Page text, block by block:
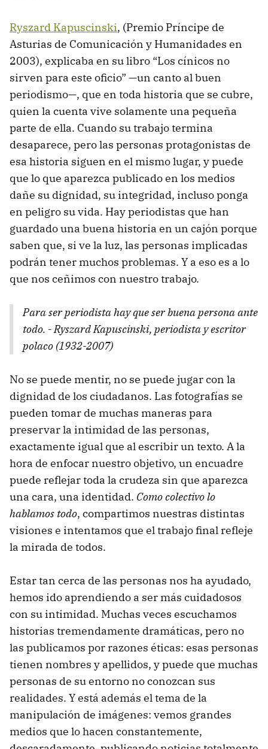
Ryszard Kapuscinski, (Premio Príncipe de
Asturias de Comunicación y Humanidades en
2003), explicaba en su libro “Los cínicos no
sirven para este oficio” —un canto al buen
periodismo—, que en toda historia que se cubre,
quien la cuenta vive solamente una pequeña
parte de ella. Cuando su trabajo termina
desaparece, pero las personas protagonistas de
esa historia siguen en el mismo lugar, y puede
que lo que aparezca publicado en los medios
dañe su dignidad, su integridad, incluso ponga
en peligro su vida. Hay periodistas que han
guardado una buena historia en un cajón porque
saben que, si ve la luz, las personas implicadas
podrán tener muchos problemas. Y a eso es a lo
que nos ceñimos con nuestro trabajo.
Para ser periodista hay que ser buena persona ante
todo. - Ryszard Kapuscinski, periodista y escritor
polaco (1932-2007)
No se puede mentir, no se puede jugar con la
dignidad de los ciudadanos. Las fotografías se
pueden tomar de muchas maneras para
preservar la intimidad de las personas,
exactamente igual que al escribir un texto. A la
hora de enfocar nuestro objetivo, un encuadre
puede reflejar toda la crudeza sin que aparezca
una cara, una identidad. Como colectivo lo
hablamos todo, compartimos nuestras distintas
visiones e intentamos que el trabajo final refleje
la mirada de todos.
Estar tan cerca de las personas nos ha ayudado,
hemos ido aprendiendo a ser más cuidadosos
con su intimidad. Muchas veces escuchamos
historias tremendamente dramáticas, pero no
las publicamos por razones éticas: esas personas
tienen nombres y apellidos, y puede que muchas
personas de su entorno no conozcan sus
realidades. Y está además el tema de la
manipulación de imágenes: vemos grandes
medios que lo hacen constantemente,